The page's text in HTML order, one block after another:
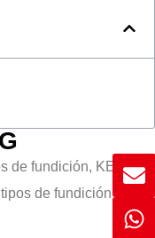
de fundición, KEMING
de fundición de